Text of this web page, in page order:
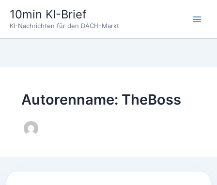
Inhalt
springen
10min KI-Brief
KI-Nachrichten für den DACH-Markt
Autorenname: TheBoss